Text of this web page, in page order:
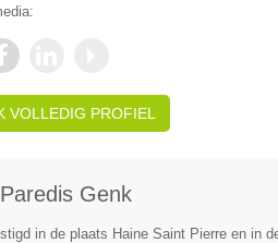
VOLLEDIG PROFIEL
Genk
in de plaats Haine Saint Pierre en in